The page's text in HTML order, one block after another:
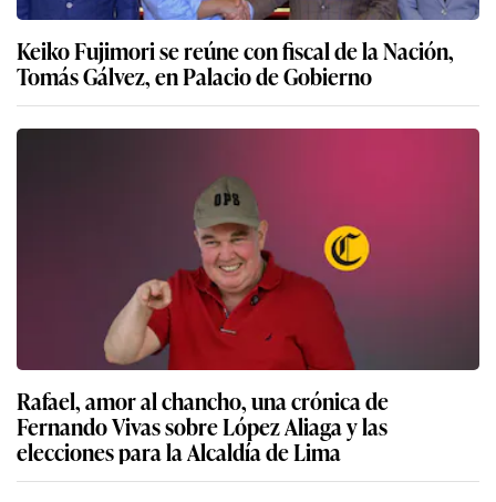
Keiko Fujimori se reúne con fiscal de la Nación,
Tomás Gálvez, en Palacio de Gobierno
Rafael, amor al chancho, una crónica de
Fernando Vivas sobre López Aliaga y las
elecciones para la Alcaldía de Lima